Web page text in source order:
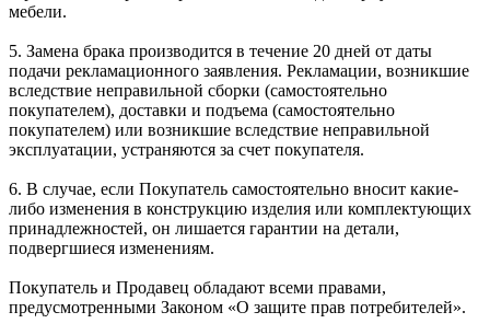
мебели.
5. Замена брака производится в течение 20 дней от даты
подачи рекламационного заявления. Рекламации, возникшие
вследствие неправильной сборки (самостоятельно
покупателем), доставки и подъема (самостоятельно
покупателем) или возникшие вследствие неправильной
эксплуатации, устраняются за счет покупателя.
6. В случае, если Покупатель самостоятельно вносит какие-
либо изменения в конструкцию изделия или комплектующих
принадлежностей, он лишается гарантии на детали,
подвергшиеся изменениям.
Покупатель и Продавец обладают всеми правами,
предусмотренными Законом «О защите прав потребителей».